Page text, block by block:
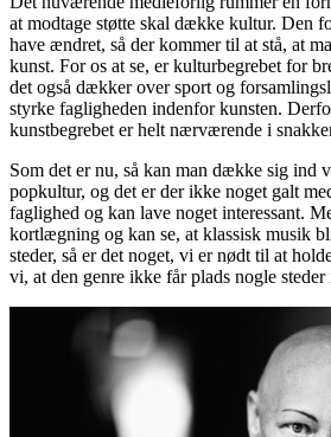
at modtage støtte skal dække kultur. Den
have ændret, så der kommer til at stå, at
kunst. For os at se, er kulturbegrebet for
det også dækker over sport og
styrke fagligheden indenfor kunsten.
kunstbegrebet er helt nærværende i
Som det er nu, så kan man dække sig ind
popkultur, og det er der ikke noget galt
faglighed og kan lave noget interessant.
kortlægning og kan se, at klassisk musik
steder, så er det noget, vi er nødt til at
vi, at den genre ikke får plads nogle